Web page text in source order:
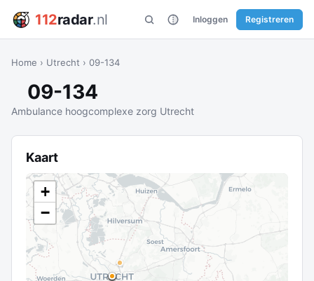
112radar.nl Inloggen Registreren
Home › Utrecht › 09-134
09-134
Ambulance hoogcomplexe zorg Utrecht
Kaart
+
−